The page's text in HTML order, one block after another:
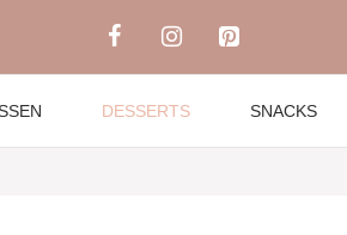
DESSERTS SNACKS